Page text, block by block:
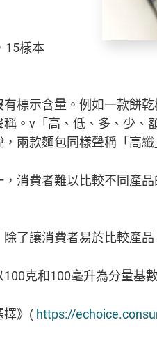
15樣本
標示含量。例如一款餅
。v「高、低、多、少、
兩款麵包同樣聲稱「高
消費者難以比較不同產
了讓消費者易於比較產
克和100毫升為分量基
擇》( https://